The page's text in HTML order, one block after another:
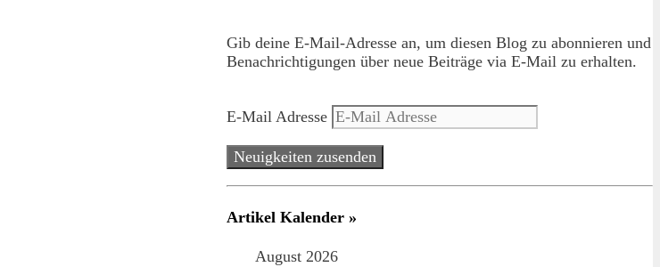
Gib deine E-Mail-Adresse an, um diesen Blog zu abonnieren und
Benachrichtigungen über neue Beiträge via E-Mail zu erhalten.
E-Mail Adresse
Neuigkeiten zusenden
Artikel Kalender »
August 2026